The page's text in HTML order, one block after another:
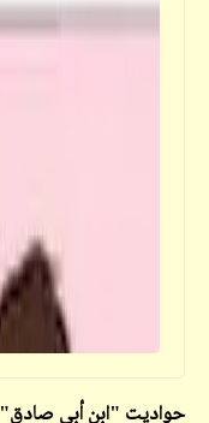
حواديت "ابن أبي صادق"